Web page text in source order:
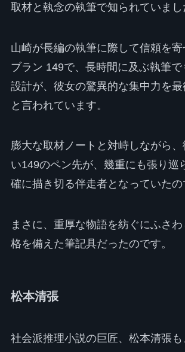
取材と執念の執筆で知られていまし
山崎が長編の執筆に際して信頼を
ブラン 149で、長時間に及ぶ執筆
設計が、彼女の驚異的な集中力を
と言われています。
膨大な取材ノートと対峙しながら
い149のペン先が、幾重にも張り巡
確に描き切る伴走者となっていたの
まさに、重厚な物語を紡ぐにふさ
格を備えた筆記具だったのです。
松本清張
社会派推理小説の巨匠、松本清張も